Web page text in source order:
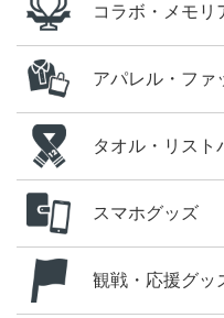
コラボ・メモリ
アパレル・ファ
タオル・リスト
スマホグッズ
観戦・応援グッ